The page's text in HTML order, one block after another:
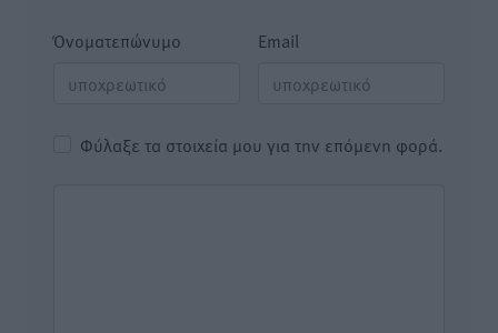
Όνοματεπώνυμο Email
Φύλαξε τα στοιχεία μου για την επόμενη φορά.